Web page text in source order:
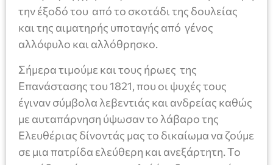
την έξοδό του από το σκοτάδι της δουλείας
και της αιματηρής υποταγής από γένος
αλλόφυλο και αλλόθρησκο.
Σήμερα τιμούμε και τους ήρωες της
Επανάστασης του 1821, που οι ψυχές τους
έγιναν σύμβολα λεβεντιάς και ανδρείας καθώς
με αυταπάρνηση ύψωσαν το λάβαρο της
Ελευθέριας δίνοντάς μας το δικαίωμα να ζούμε
σε μια πατρίδα ελεύθερη και ανεξάρτητη. Το